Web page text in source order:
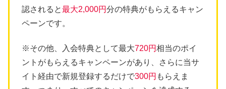
認されると最大2,000円分の特典がもらえるキャン
ペーンです。
※その他、入会特典として最大720円相当のポイ
ントがもらえるキャンペーンがあり、さらに当サ
イト経由で新規登録するだけで300円 もらえま